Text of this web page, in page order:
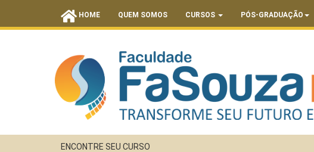
HOME QUEM SOMOS CURSOS PÓS-GRADUAÇÃO
ENCONTRE SEU CURSO